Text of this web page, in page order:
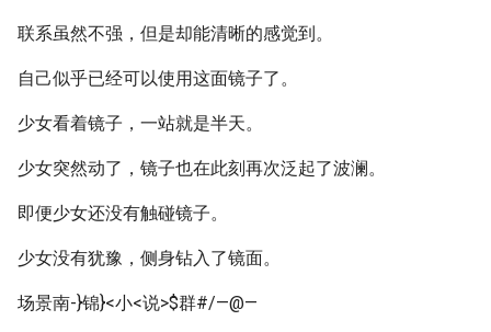
联系虽然不强，但是却能清晰的感觉到。
自己似乎已经可以使用这面镜子了。
少女看着镜子，一站就是半天。
少女突然动了，镜子也在此刻再次泛起了波澜。
即便少女还没有触碰镜子。
少女没有犹豫，侧身钻入了镜面。
场景南-}锦}<小<说>$群#/—@—